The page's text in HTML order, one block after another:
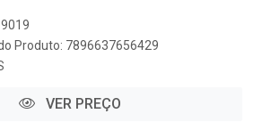
Produto: 7896637656429
VER PREÇO